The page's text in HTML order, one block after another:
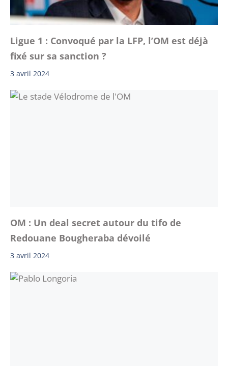
Ligue 1 : Convoqué par la LFP, l’OM est déjà
fixé sur sa sanction ?
3 avril 2024
OM : Un deal secret autour du tifo de
Redouane Bougheraba dévoilé
3 avril 2024